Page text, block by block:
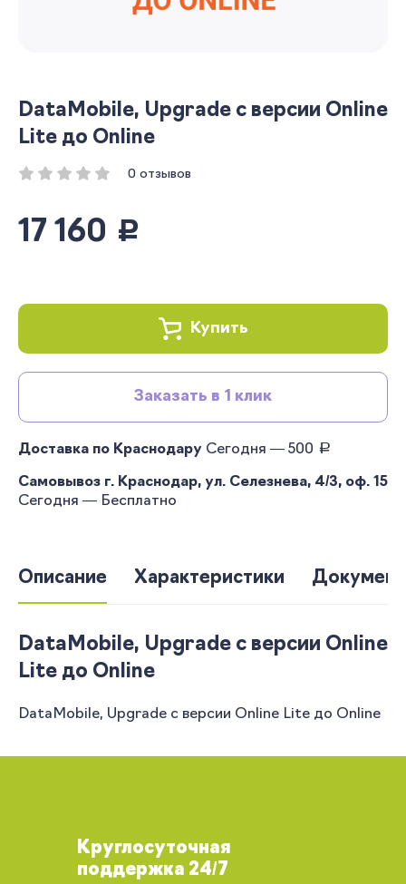
DataMobile, Upgrade с версии Online
Lite до Online
0 отзывов
17 160 руб.
Купить
Заказать в 1 клик
Доставка по Краснодару Сегодня — 500 руб.
Самовывоз г. Краснодар, ул. Селезнева, 4/3, оф. 15
Сегодня — Бесплатно
Описание Характеристики
DataMobile, Upgrade с версии Online
Lite до Online
DataMobile, Upgrade с версии Online Lite до Online
Круглосуточная
поддержка 24/7